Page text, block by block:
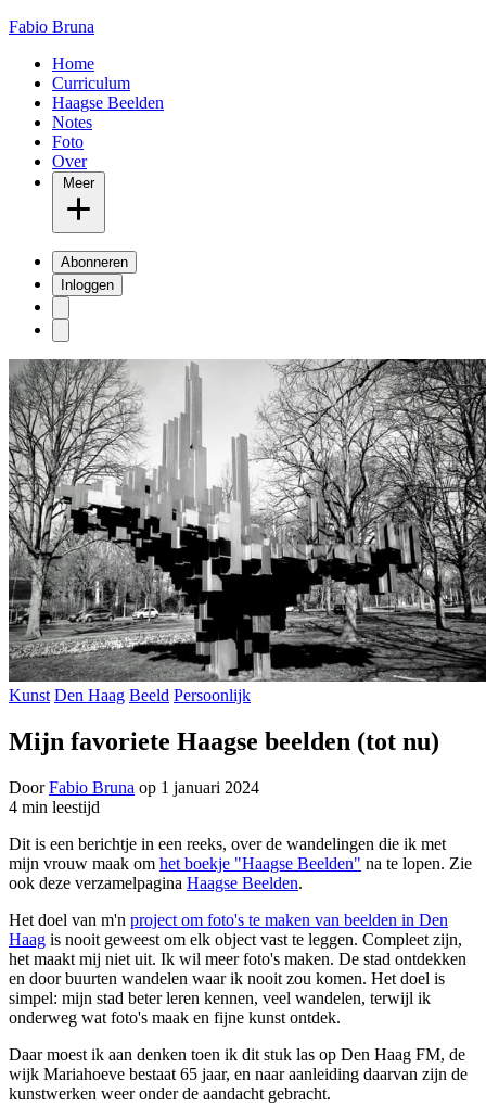
Fabio Bruna
Home
Curriculum
Haagse Beelden
Notes
Foto
Over
Meer
Abonneren
Inloggen
Kunst Den Haag Beeld Persoonlijk
Mijn favoriete Haagse beelden (tot nu)
DoorFabio Bruna op 1 januari 2024
4 min leestijd
Dit is een berichtje in een reeks, over de wandelingen die ik met
mijn vrouw maak om het boekje "Haagse Beelden" na te lopen. Zie
ook deze verzamelpagina Haagse Beelden.
Het doel van m'n project om foto's te maken van beelden in Den
Haag is nooit geweest om elk object vast te leggen. Compleet zijn,
het maakt mij niet uit. Ik wil meer foto's maken. De stad ontdekken
en door buurten wandelen waar ik nooit zou komen. Het doel is
simpel: mijn stad beter leren kennen, veel wandelen, terwijl ik
onderweg wat foto's maak en fijne kunst ontdek.
Daar moest ik aan denken toen ik dit stuk las op Den Haag FM, de
wijk Mariahoeve bestaat 65 jaar, en naar aanleiding daarvan zijn de
kunstwerken weer onder de aandacht gebracht.